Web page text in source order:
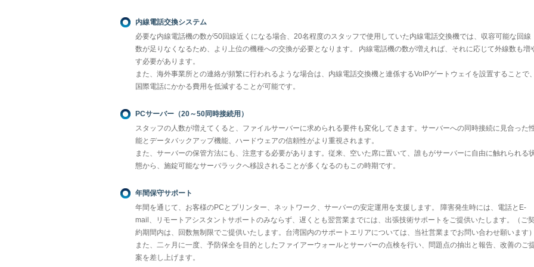
内線電話交換システム
必要な内線電話機の数が50回線近くになる場合、20名程度のスタッフで使用していた内線電話交換機では、収容可能な回線
数が足りなくなるため、より上位の機種への交換が必要となります。 内線電話機の数が増えれば、それに応じて外線数も増
す必要があります。
また、海外事業所との連絡が頻繁に行われるような場合は、内線電話交換機と連係するVoIPゲートウェイを設置することで、
国際電話にかかる費用を低減することが可能です。
PCサーバー（20～50同時接続用）
スタッフの人数が増えてくると、ファイルサーバーに求められる要件も変化してきます。サーバーへの同時接続に見合った
能とデータバックアップ機能、ハードウェアの信頼性がより重視されます。
また、サーバーの保管方法にも、注意する必要があります。従来、空いた席に置いて、誰もがサーバーに自由に触れられる
態から、施錠可能なサーバラックへ移設されることが多くなるのもこの時期です。
年間保守サポート
年間を通じて、お客様のPCとプリンター、ネットワーク、サーバーの安定運用を支援します。 障害発生時には、電話とE-
mail、リモートアシスタントサポートのみならず、遅くとも翌営業までには、出張技術サポートをご提供いたします。（ご契
約期間内は、回数無制限でご提供いたします。台湾国内のサポートエリアについては、当社営業までお問い合わせ願います）
また、二ヶ月に一度、予防保全を目的としたファイアーウォールとサーバーの点検を行い、問題点の抽出と報告、改善のご
案を差し上げます。